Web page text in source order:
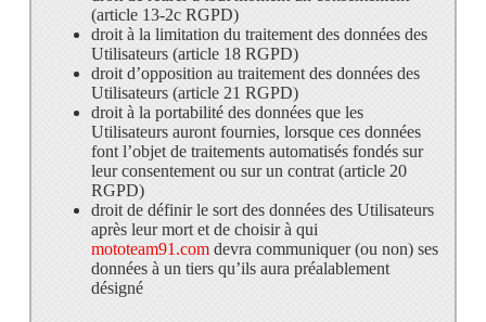
(article 13-2c RGPD)
droit à la limitation du traitement des données des
Utilisateurs (article 18 RGPD)
droit d’opposition au traitement des données des
Utilisateurs (article 21 RGPD)
droit à la portabilité des données que les
Utilisateurs auront fournies, lorsque ces données
font l’objet de traitements automatisés fondés sur
leur consentement ou sur un contrat (article 20
RGPD)
droit de définir le sort des données des Utilisateurs
après leur mort et de choisir à qui
mototeam91.comdevra communiquer (ou non) ses
données à un tiers qu’ils aura préalablement
désigné